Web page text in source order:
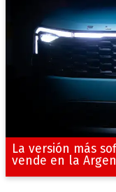
La versión más
vende en la